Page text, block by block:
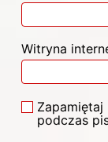
Witryna
podczas